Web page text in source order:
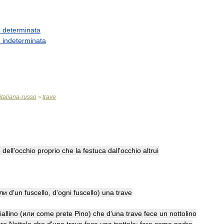
determinata
indeterminata
italiana-russo > trave
dell'occhio proprio che la festuca dall'occhio altrui
d'un fuscello d'ogni fuscello) una trave
(или come prete Pino) che d'una trave fece un nottolino